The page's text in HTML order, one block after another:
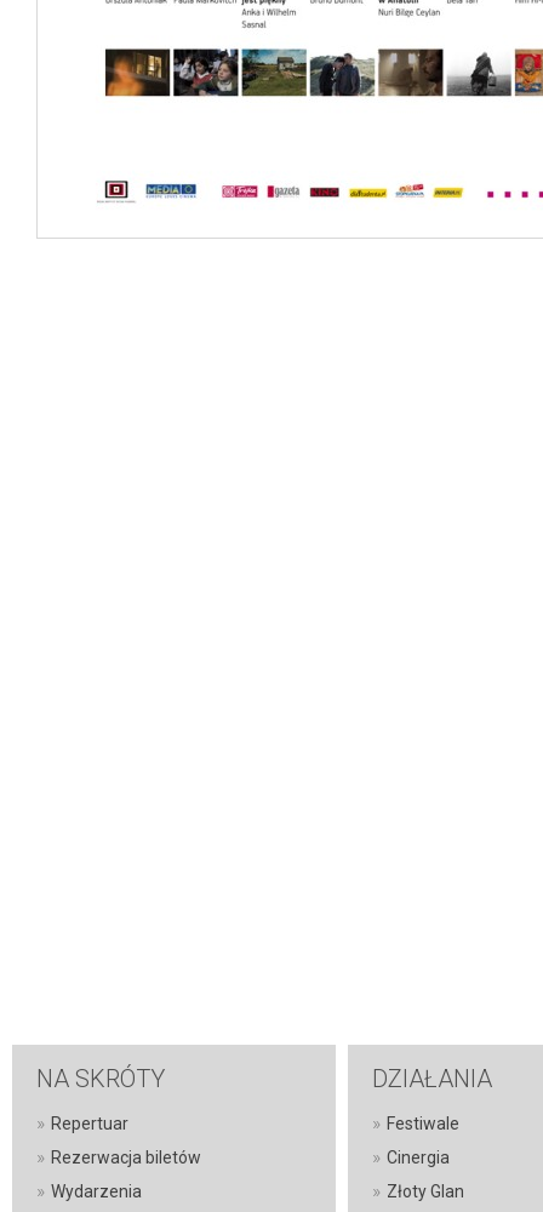
NA SKRÓTY
» Repertuar
» Rezerwacja biletów
» Wydarzenia
DZIAŁANIA
» Festiwale
» Cinergia
» Złoty Glan